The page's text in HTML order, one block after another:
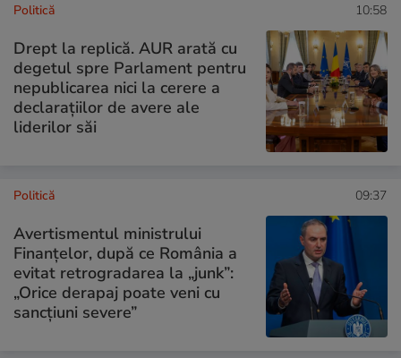
Politică 10:58
Drept la replică. AUR arată cu
degetul spre Parlament pentru
nepublicarea nici la cerere a
declarațiilor de avere ale
liderilor săi
Politică 09:37
Avertismentul ministrului
Finanțelor, după ce România a
evitat retrogradarea la „junk”:
„Orice derapaj poate veni cu
sancțiuni severe”